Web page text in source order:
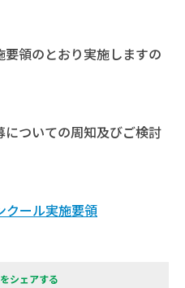
領のとおり実施しますの
ついての周知及びご検討
クール実施要領
シェアする